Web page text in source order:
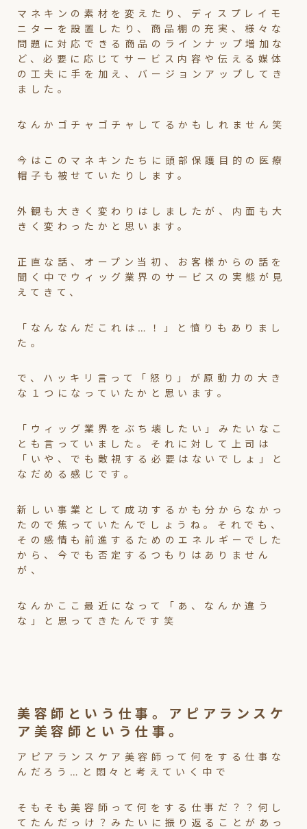
マネキンの素材を変えたり、ディスプレイモ
ニターを設置したり、商品棚の充実、様々な
問題に対応できる商品のラインナップ増加な
ど、必要に応じてサービス内容や伝える媒体
の工夫に手を加え、バージョンアップしてき
ました。
なんかゴチャゴチャしてるかもしれません笑
今はこのマネキンたちに頭部保護目的の医療
帽子も被せていたりします。
外観も大きく変わりはしましたが、内面も大
きく変わったかと思います。
正直な話、オープン当初、お客様からの話を
聞く中でウィッグ業界のサービスの実態が見
えてきて、
「なんなんだこれは…！」と憤りもありまし
た。
で、ハッキリ言って「怒り」が原動力の大き
な１つになっていたかと思います。
「ウィッグ業界をぶち壊したい」みたいなこ
とも言っていました。それに対して上司は
「いや、でも敵視する必要はないでしょ」と
なだめる感じです。
新しい事業として成功するかも分からなかっ
たので焦っていたんでしょうね。それでも、
その感情も前進するためのエネルギーでした
から、今でも否定するつもりはありません
が、
なんかここ最近になって「あ、なんか違う
な」と思ってきたんです笑
美容師という仕事。アピアランスケ
ア美容師という仕事。
アピアランスケア美容師って何をする仕事な
んだろう…と悶々と考えていく中で
そもそも美容師って何をする仕事だ？？何し
てたんだっけ？みたいに振り返ることがあっ